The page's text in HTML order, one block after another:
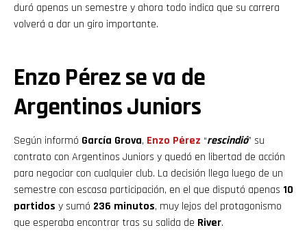
duró apenas un semestre y ahora todo indica que su carrera
volverá a dar un giro importante.
Enzo Pérez se va de
Argentinos Juniors
Según informó García Grova, Enzo Pérez “rescindió” su
contrato con Argentinos Juniors y quedó en libertad de acción
para negociar con cualquier club. La decisión llega luego de un
semestre con escasa participación, en el que disputó apenas 10
partidos y sumó 236 minutos, muy lejos del protagonismo
que esperaba encontrar tras su salida de River.